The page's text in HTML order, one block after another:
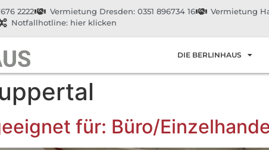
2222 Vermietung Dresden: 0351 896734 16 Vermietung
Notfallhotline: hier klicken
DIE BERLINHAUS
für: Büro/